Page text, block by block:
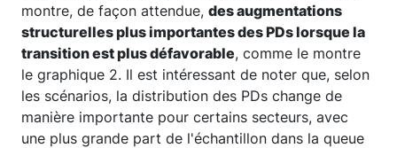
montre, de façon attendue, des augmentations
structurelles plus importantes des PDs lorsque la
transition est plus défavorable, comme le montre
le graphique 2. Il est intéressant de noter que, selon
les scénarios, la distribution des PDs change de
manière importante pour certains secteurs, avec
une plus grande part de l'échantillon dans la queue